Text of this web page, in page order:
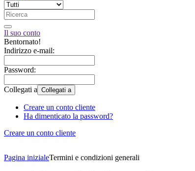
Il suo conto
Bentornato!
Indirizzo e-mail:
Password:
Collegati a Collegati a
Creare un conto cliente
Ha dimenticato la password?
Creare un conto cliente
Pagina inizialeTermini e condizioni generali